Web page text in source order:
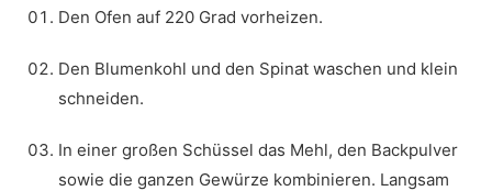
Den Ofen auf 220 Grad vorheizen.
Den Blumenkohl und den Spinat waschen und klein
schneiden.
In einer großen Schüssel das Mehl, den Backpulver
sowie die ganzen Gewürze kombinieren. Langsam